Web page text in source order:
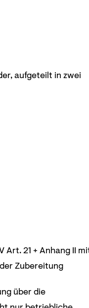
aufgeteilt in zwei
Art. 21 + Anhang II
der Zubereitung
über die